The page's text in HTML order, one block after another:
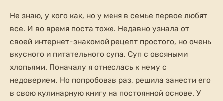
Не знаю, у кого как, но у меня в семье первое любят
все. И во время поста тоже. Недавно узнала от
своей интернет-знакомой рецепт простого, но очень
вкусного и питательного супа. Суп с овсяными
хлопьями. Поначалу я отнеслась к нему с
недоверием. Но попробовав раз, решила занести его
в свою кулинарную книгу на постоянной основе. У